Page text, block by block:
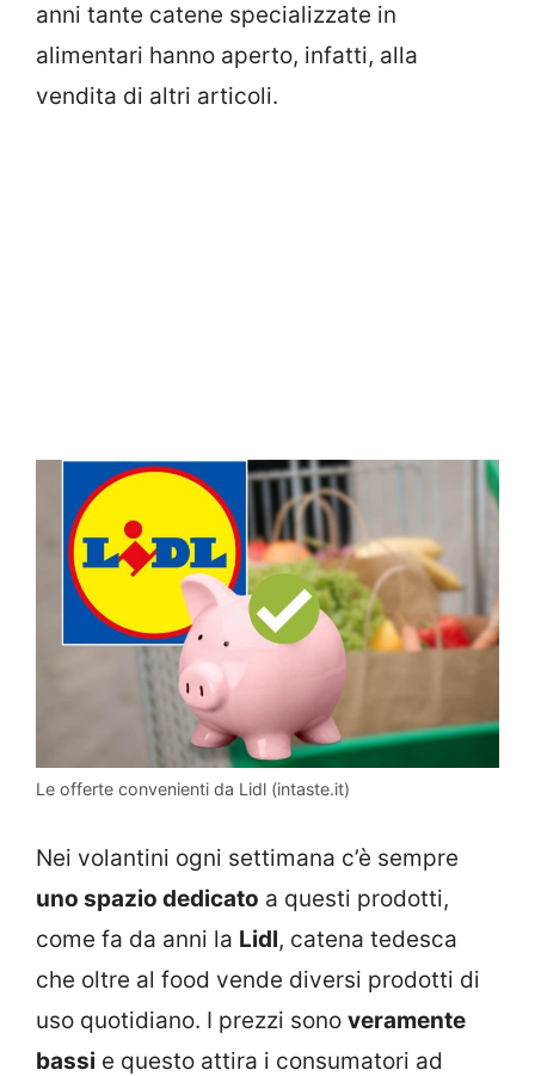
anni tante catene specializzate in
alimentari hanno aperto, infatti, alla
vendita di altri articoli.
Le offerte convenienti da Lidl (intaste.it)
Nei volantini ogni settimana c’è sempre
uno spazio dedicato a questi prodotti,
come fa da anni la Lidl, catena tedesca
che oltre al food vende diversi prodotti di
uso quotidiano. I prezzi sono veramente
bassi e questo attira i consumatori ad